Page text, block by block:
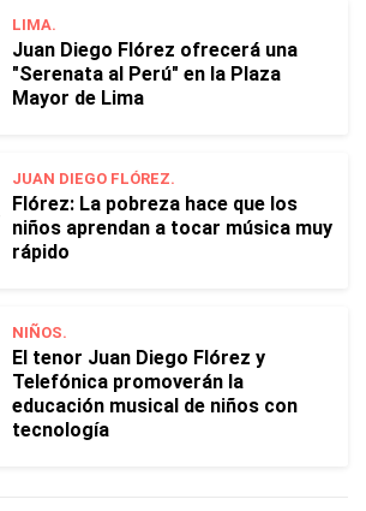
LIMA.
Juan Diego Flórez ofrecerá una
"Serenata al Perú" en la Plaza
Mayor de Lima
JUAN DIEGO FLÓREZ.
Flórez: La pobreza hace que los
niños aprendan a tocar música muy
rápido
NIÑOS.
El tenor Juan Diego Flórez y
Telefónica promoverán la
educación musical de niños con
tecnología